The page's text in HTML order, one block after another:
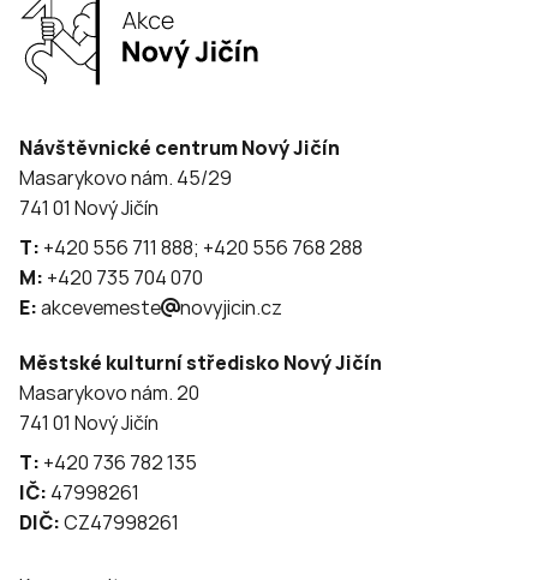
Návštěvnické centrum Nový Jičín
Masarykovo nám. 45/29
741 01 Nový Jičín
T: +420 556 711 888; +420 556 768 288
M: +420 735 704 070
E:akcevemeste novyjicin.cz
Městské kulturní středisko Nový Jičín
Masarykovo nám. 20
741 01 Nový Jičín
T: +420 736 782 135
IČ: 47998261
DIČ:CZ47998261